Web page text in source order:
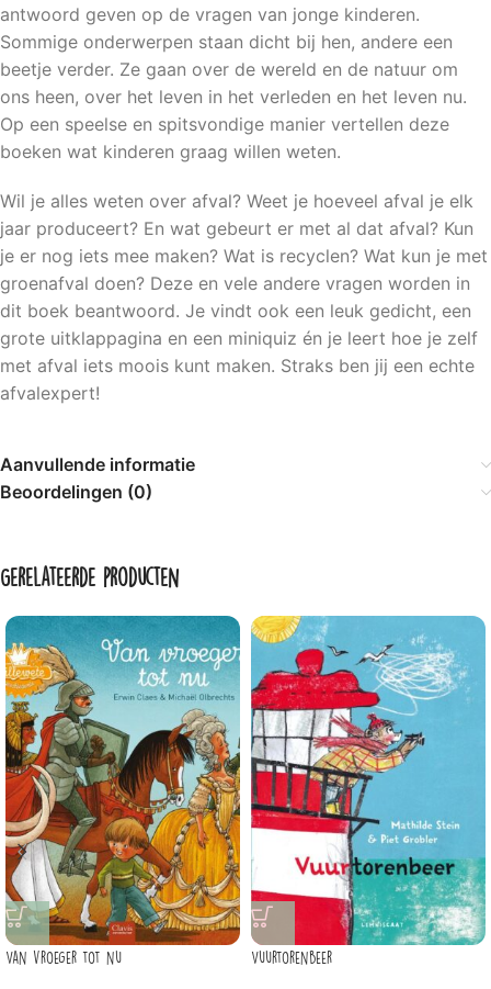
antwoord geven op de vragen van jonge kinderen.
Sommige onderwerpen staan dicht bij hen, andere een
beetje verder. Ze gaan over de wereld en de natuur om
ons heen, over het leven in het verleden en het leven nu.
Op een speelse en spitsvondige manier vertellen deze
boeken wat kinderen graag willen weten.
Wil je alles weten over afval? Weet je hoeveel afval je elk
jaar produceert? En wat gebeurt er met al dat afval? Kun
je er nog iets mee maken? Wat is recyclen? Wat kun je met
groenafval doen? Deze en vele andere vragen worden in
dit boek beantwoord. Je vindt ook een leuk gedicht, een
grote uitklappagina en een miniquiz én je leert hoe je zelf
met afval iets moois kunt maken. Straks ben jij een echte
afvalexpert!
Aanvullende informatie
Beoordelingen (0)
Gerelateerde producten
Van vroeger tot nu Vuurtorenbeer